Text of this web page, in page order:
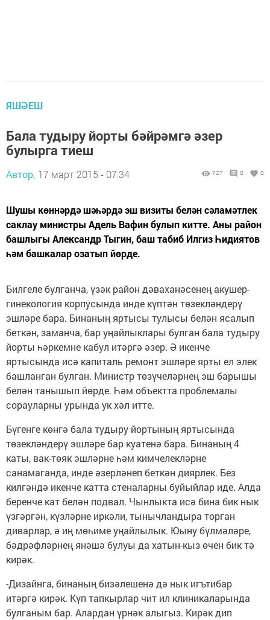
ЯШӘЕШ
Бала тудыру йорты бәйрәмгә әзер
булырга тиеш
Автор, 17 март 2015 - 07:34 727 0 0
Шушы көннәрдә шәһәрдә эш визиты белән сәламәтлек
саклау министры Адель Вафин булып китте. Аны район
башлыгы Александр Тыгин, баш табиб Илгиз Һидиятов
һәм башкалар озатып йөрде.
Билгеле булганча, үзәк район дәваханәсенең акушер-
гинекология корпусында инде күптән төзекләндерү
эшләре бара. Бинаның яртысы тулысы белән ясалып
беткән, заманча, бар уңайлыклары булган бала тудыру
йорты һәркемне кабул итәргә әзер. Ә икенче
яртысында исә капиталь ремонт эшләре ярты ел элек
башланган булган. Министр төзүчеләрнең эш барышы
белән танышып йөрде. Һәм объектта проблемалы
сорауларны урында ук хәл итте.
Бүгенге көнгә бала тудыру йортының яртысында
төзекләндерү эшләре бар куатенә бара. Бинаның 4
каты, вак-төяк эшләрне һәм кимчелекләрне
санамаганда, инде әзерләнеп беткән диярлек. Без
килгәндә икенче катта стеналарны буйыйлар иде. Алда
беренче кат белән подвал. Чынлыкта исә бина бик нык
үзгәргән, күзләрне иркәли, тынычландыра торган
диварлар, ә иң мөһиме уңайлылык. Юыну бүлмәләре,
бәдрәфләрнең янәшә булуы да хатын-кыз өчен бик тә
кирәк.
-Дизайнга, бинаның бизәлешенә дә нык игътибар
итәргә кирәк. Күп тапкырлар чит ил клиникаларында
булганым бар. Алардан үрнәк алыгыз. Кирәк дип